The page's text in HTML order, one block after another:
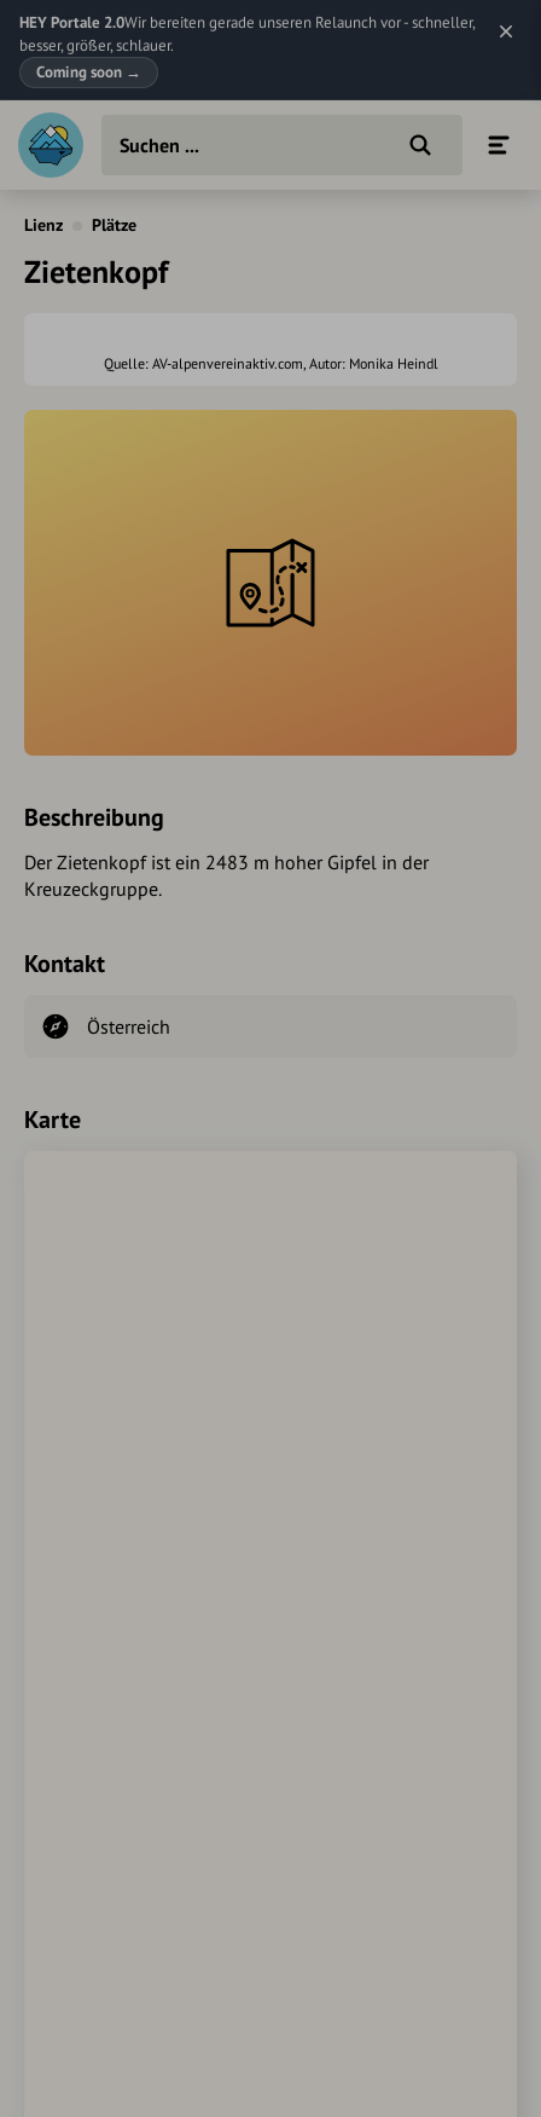
HEY Portale 2.0Wir bereiten gerade unseren Relaunch vor - schneller,
besser, größer, schlauer.
Coming soon →
Lienz Plätze
Zietenkopf
Quelle: AV-alpenvereinaktiv.com, Autor: Monika Heindl
Beschreibung
Der Zietenkopf ist ein 2483 m hoher Gipfel in der
Kreuzeckgruppe.
Kontakt
Österreich
Karte